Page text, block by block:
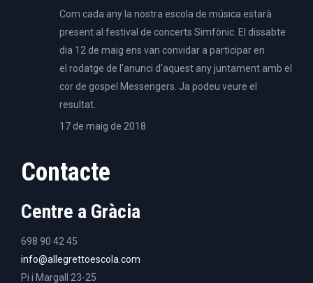
Com cada any la nostra escola de música estarà
present al festival de concerts Simfònic. El dissabte
dia 12 de maig ens van convidar a participar en
el rodatge de l'anunci d'aquest any juntament amb el
cor de gospel Messengers. Ja podeu veure el
resultat.
17 de maig de 2018
Contacte
Centre a Gràcia
698 90 42 45
info@allegrettoescola.com
Pi i Margall 23-25